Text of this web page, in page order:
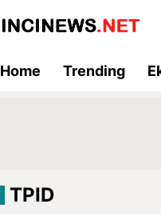
Home Trending
TPID